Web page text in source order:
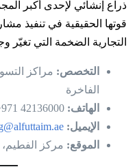
ذراع إنشائي لإحدى أكبر
قوتها الحقيقية في تنفيذ
التجارية الضخمة التي تغيّر
التخصص: مراكز
الفاخرة
الهاتف:
الإيميل:
الموقع: مركز الفطيم،